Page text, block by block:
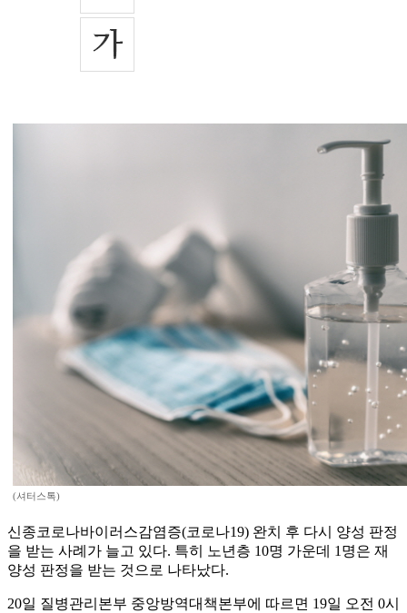
(셔터스톡)
신종코로나바이러스감염증(코로나19) 완치 후 다시 양성 판정
을 받는 사례가 늘고 있다. 특히 노년층 10명 가운데 1명은 재
양성 판정을 받는 것으로 나타났다.
20일 질병관리본부 중앙방역대책본부에 따르면 19일 오전 0시